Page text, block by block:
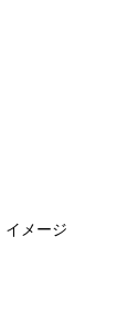
イメージ